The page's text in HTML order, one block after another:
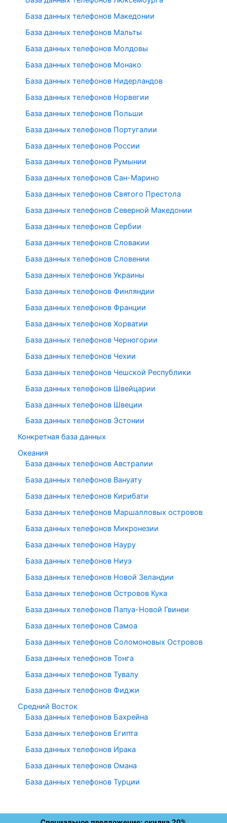
База данных телефонов Македонии
База данных телефонов Мальты
База данных телефонов Молдовы
База данных телефонов Монако
База данных телефонов Нидерландов
База данных телефонов Норвегии
База данных телефонов Польши
База данных телефонов Португалии
База данных телефонов России
База данных телефонов Румынии
База данных телефонов Сан-Марино
База данных телефонов Святого Престола
База данных телефонов Северной Македонии
База данных телефонов Сербии
База данных телефонов Словакии
База данных телефонов Словении
База данных телефонов Украины
База данных телефонов Финляндии
База данных телефонов Франции
База данных телефонов Хорватии
База данных телефонов Черногории
База данных телефонов Чехии
База данных телефонов Чешской Республики
База данных телефонов Швейцарии
База данных телефонов Швеции
База данных телефонов Эстонии
Конкретная база данных
Океания
База данных телефонов Австралии
База данных телефонов Вануату
База данных телефонов Кирибати
База данных телефонов Маршалловых островов
База данных телефонов Микронезии
База данных телефонов Науру
База данных телефонов Ниуэ
База данных телефонов Новой Зеландии
База данных телефонов Островов Кука
База данных телефонов Папуа-Новой Гвинеи
База данных телефонов Самоа
База данных телефонов Соломоновых Островов
База данных телефонов Тонга
База данных телефонов Тувалу
База данных телефонов Фиджи
Средний Восток
База данных телефонов Бахрейна
База данных телефонов Египта
База данных телефонов Ирака
База данных телефонов Омана
База данных телефонов Турции